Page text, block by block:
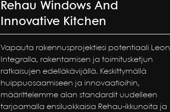
Rehau Windows And
Innovative Kitchen
Vapauta rakennusprojektiesi potentiaali Leon
Integralla, rakentamisen ja toimitusketjun
ratkaisujen edelläkävijällä. Keskittymällä
huippuosaamiseen ja innovaatioihin,
määrittelemme alan standardit uudelleen
tarjoamalla ensiluokkaisia Rehau-ikkunoita ja